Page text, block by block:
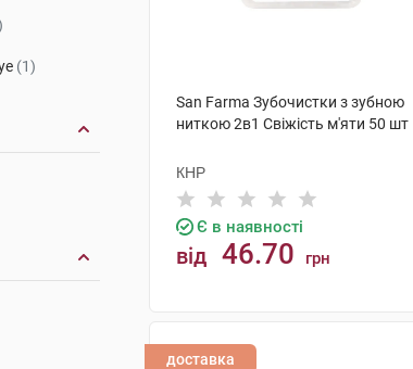
(1)
San Farma Зубочистки з зубною
ниткою 2в1 Свіжість м'яти 50 шт
КНР
Є в наявності
від 46.70 грн
доставка